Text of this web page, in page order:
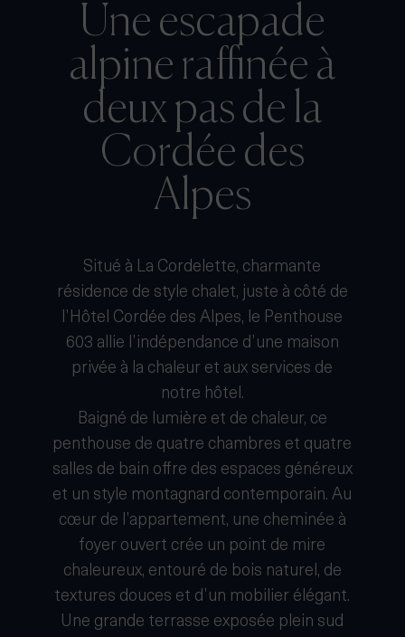
Une escapade
alpine raffinée à
deux pas de la
Cordée des
Alpes
Situé à La Cordelette, charmante
résidence de style chalet, juste à côté de
l’Hôtel Cordée des Alpes, le Penthouse
603 allie l’indépendance d’une maison
privée à la chaleur et aux services de
notre hôtel.
Baigné de lumière et de chaleur, ce
penthouse de quatre chambres et quatre
salles de bain offre des espaces généreux
et un style montagnard contemporain. Au
cœur de l’appartement, une cheminée à
foyer ouvert crée un point de mire
chaleureux, entouré de bois naturel, de
textures douces et d’un mobilier élégant.
Une grande terrasse exposée plein sud